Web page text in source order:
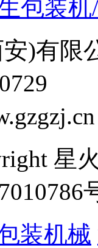
包装
)有限
星
装机械